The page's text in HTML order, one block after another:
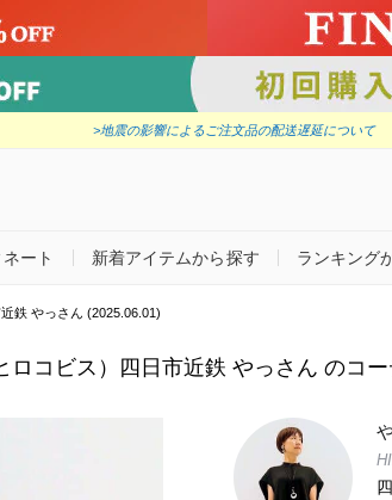
>地震の影響によるご注文品の配送遅延について
ート 新着アイテムから探す ランキング
鉄 やっさん (2025.06.01)
ロコビス）四日市近鉄 やっさん のコ